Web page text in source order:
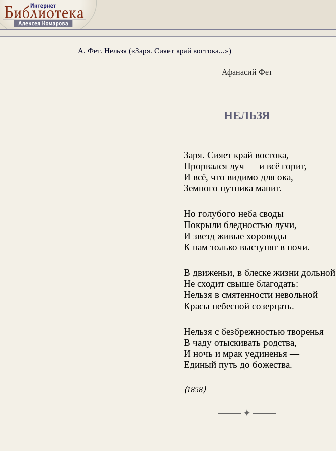
А. Фет. Нельзя («Заря. Сияет край востока...»)
Афанасий Фет
НЕЛЬЗЯ
Заря. Сияет край востока,
Прорвался луч — и всё горит,
И всё, что видимо для ока,
Земного путника манит.
Но голубого неба своды
Покрыли бледностью лучи,
И звезд живые хороводы
К нам только выступят в ночи.
В движеньи, в блеске жизни дольной
Не сходит свыше благодать:
Нельзя в смятенности невольной
Красы небесной созерцать.
Нельзя с безбрежностью творенья
В чаду отыскивать родства,
И ночь и мрак уединенья —
Единый путь до божества.
⟨1858⟩
✦